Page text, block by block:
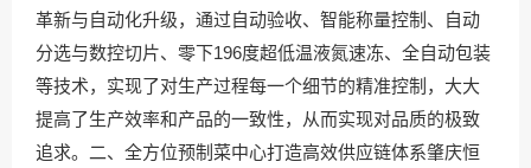
革新与自动化升级，通过自动验收、智能称量控制、自动
分选与数控切片、零下196度超低温液氮速冻、全自动包装
等技术，实现了对生产过程每一个细节的精准控制，大大
提高了生产效率和产品的一致性，从而实现对品质的极致
追求。二、全方位预制菜中心打造高效供应链体系肇庆恒